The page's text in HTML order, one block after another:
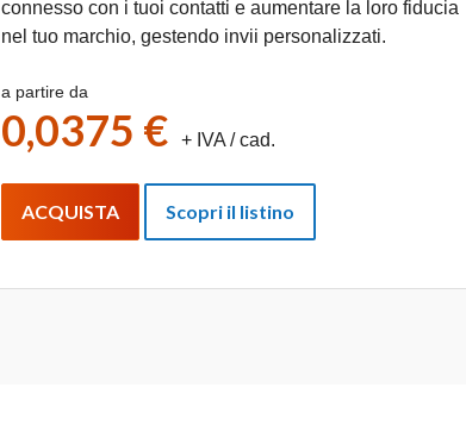
connesso con i tuoi contatti e aumentare la loro fiducia
nel tuo marchio, gestendo invii personalizzati.
a partire da
0,0375 € + IVA / cad.
ACQUISTA Scopri il listino